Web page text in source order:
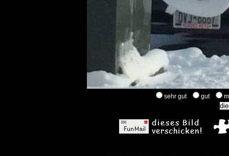
sehr gut gut